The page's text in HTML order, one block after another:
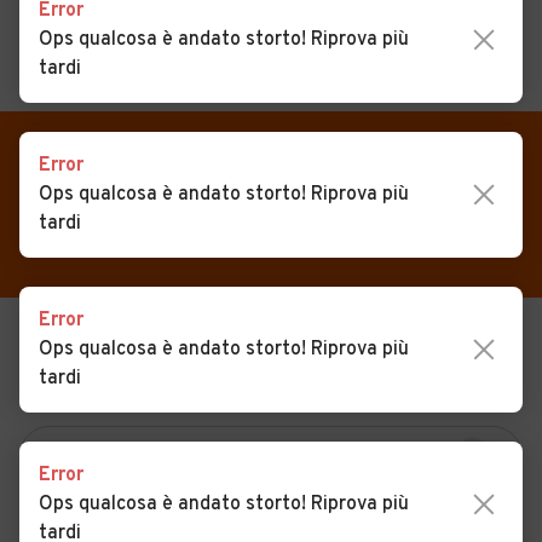
CERCA
Auto
Auto usate
Auto Km 0
Noleggio a lungo termine
Camper
VENDI
MAGAZINE
ACCEDI
Auto usate in vendita
USATO
NUOVO
Error
Ops qualcosa è andato storto! Riprova più
tardi
Error
Ops qualcosa è andato storto! Riprova più
tardi
Error
Ops qualcosa è andato storto! Riprova più
tardi
Error
Ops qualcosa è andato storto! Riprova più
tardi